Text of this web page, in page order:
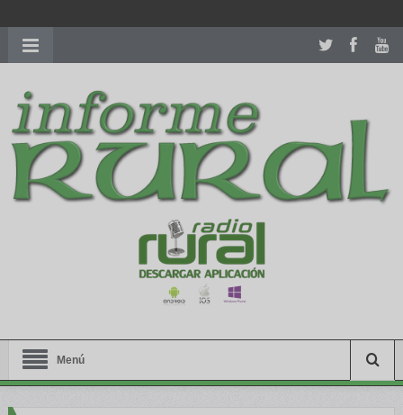
richardmillereplica
women.patekphilippe.tofor sale in usa recognized command with
dining room table ceremony. welcome to our
perfectwatches.is
shop. best youngsexdoll.comwith professional customer
services. 1: 1 design high
https://reallydiamond.com/
Menú